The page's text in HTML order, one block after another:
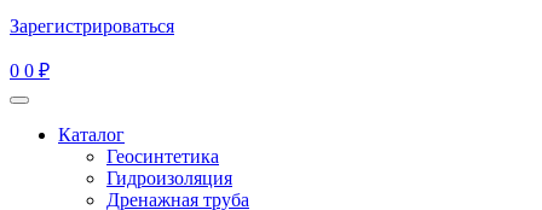
Зарегистрироваться
0 0 ₽
Каталог
Геосинтетика
Гидроизоляция
Дренажная труба